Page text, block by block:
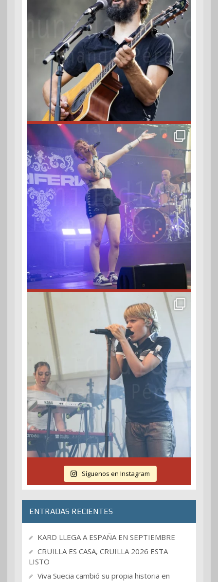
Síguenos en Instagram
ENTRADAS RECIENTES
KARD LLEGA A ESPAÑA EN SEPTIEMBRE
CRUÏLLA ES CASA, CRUÏLLA 2026 ESTA
LISTO
Viva Suecia cambió su propia historia en